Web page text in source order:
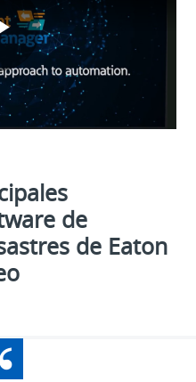
de
de Eaton